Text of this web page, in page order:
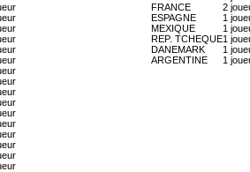
FRANCE
2
ESPAGNE
1
MEXIQUE
1
REP. TCHEQUE1
DANEMARK
1
ARGENTINE
1